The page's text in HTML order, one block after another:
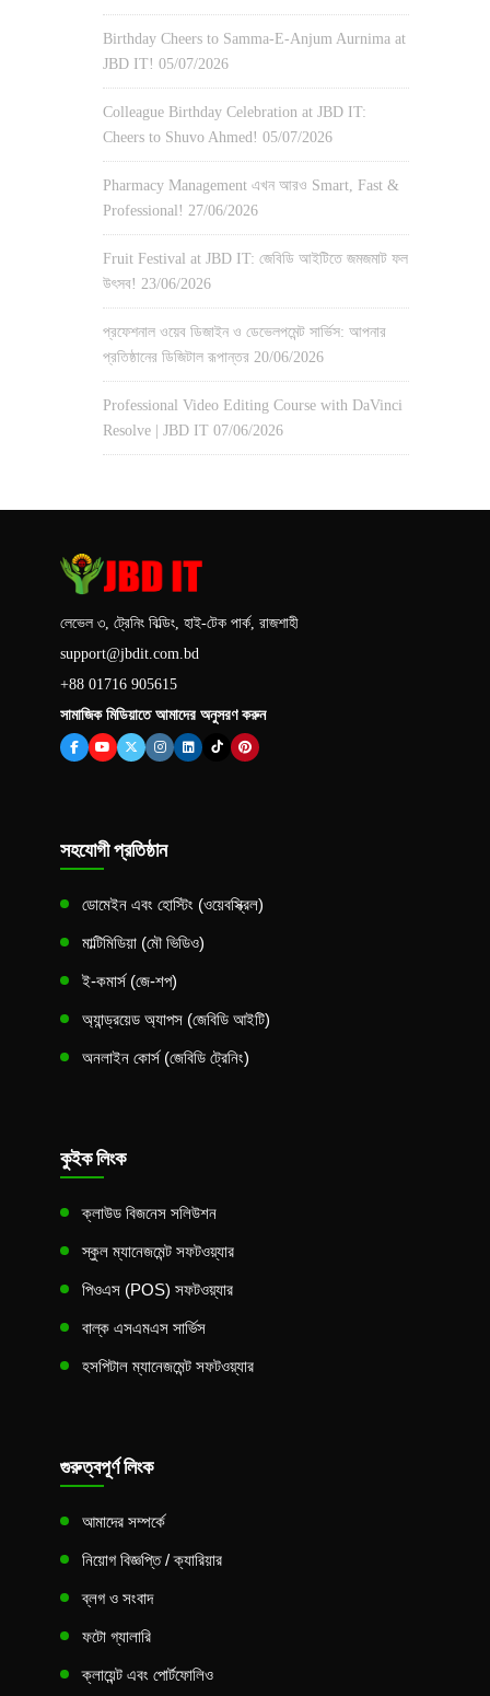
Birthday Cheers to Samma-E-Anjum Aurnima at
JBD IT! 05/07/2026
Colleague Birthday Celebration at JBD IT:
Cheers to Shuvo Ahmed! 05/07/2026
Pharmacy Management এখন আরও Smart, Fast &
Professional! 27/06/2026
Fruit Festival at JBD IT: জেবিডি আইটিতে জমজমাট ফল
উৎসব! 23/06/2026
প্রফেশনাল ওয়েব ডিজাইন ও ডেভেলপমেন্ট সার্ভিস: আপনার
প্রতিষ্ঠানের ডিজিটাল রূপান্তর 20/06/2026
Professional Video Editing Course with DaVinci
Resolve | JBD IT 07/06/2026
লেভেল ৩, ট্রেনিং বিল্ডিং, হাই-টেক পার্ক, রাজশাহী
support@jbdit.com.bd
+88 01716 905615
সামাজিক মিডিয়াতে আমাদের অনুসরণ করুন
সহযোগী প্রতিষ্ঠান
ডোমেইন এবং হোস্টিং (ওয়েবস্ক্রিল)
মাল্টিমিডিয়া (মৌ ভিডিও)
ই-কমার্স (জে-শপ)
অ্যান্ড্রয়েড অ্যাপস (জেবিডি আইটি)
অনলাইন কোর্স (জেবিডি ট্রেনিং)
কুইক লিংক
ক্লাউড বিজনেস সলিউশন
স্কুল ম্যানেজমেন্ট সফটওয়্যার
পিওএস (POS) সফটওয়্যার
বাল্ক এসএমএস সার্ভিস
হসপিটাল ম্যানেজমেন্ট সফটওয়্যার
গুরুত্বপূর্ণ লিংক
আমাদের সম্পর্কে
নিয়োগ বিজ্ঞপ্তি / ক্যারিয়ার
ব্লগ ও সংবাদ
ফটো গ্যালারি
ক্লায়েন্ট এবং পোর্টফোলিও